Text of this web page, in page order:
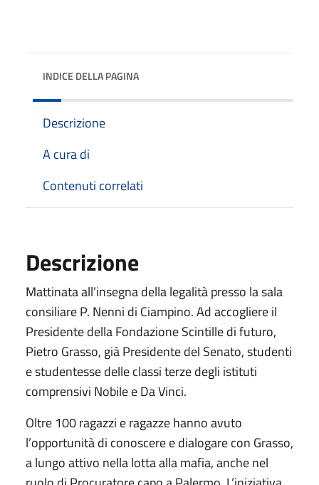
INDICE DELLA PAGINA
Descrizione
A cura di
Contenuti correlati
Descrizione
Mattinata all’insegna della legalità presso la sala
consiliare P. Nenni di Ciampino. Ad accogliere il
Presidente della Fondazione Scintille di futuro,
Pietro Grasso, già Presidente del Senato, studenti
e studentesse delle classi terze degli istituti
comprensivi Nobile e Da Vinci.
Oltre 100 ragazzi e ragazze hanno avuto
l’opportunità di conoscere e dialogare con Grasso,
a lungo attivo nella lotta alla mafia, anche nel